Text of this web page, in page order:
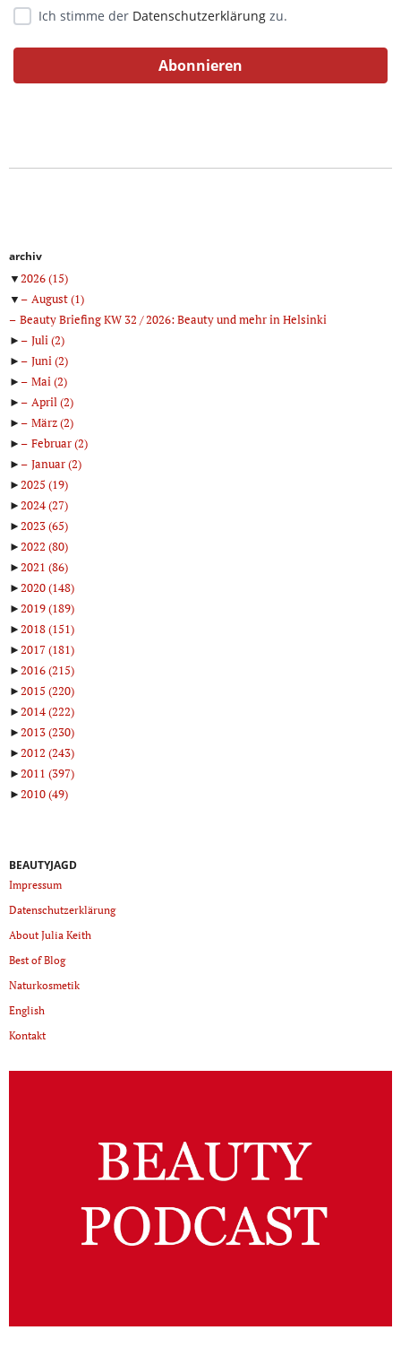
Ich stimme der Datenschutzerklärung zu.
archiv
▼2026(15)
▼
August(1)
Beauty Briefing KW 32 / 2026: Beauty und mehr in Helsinki
►
Juli(2)
►
Juni(2)
►
Mai(2)
►
April(2)
►
März(2)
►
Februar(2)
►
Januar(2)
►2025 (19)
►2024(27)
►2023(65)
►2022 (80)
►2021 (86)
►2020(148)
►2019(189)
►2018(151)
►2017(181)
►2016(215)
►2015 (220)
►2014(222)
►2013(230)
►2012 (243)
►2011 (397)
►2010(49)
BEAUTYJAGD
Impressum
Datenschutzerklärung
About Julia Keith
Best of Blog
Naturkosmetik
English
Kontakt